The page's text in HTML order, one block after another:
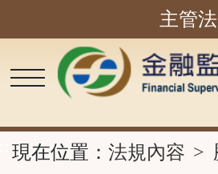
內
容
主管
現在位置： 法規內容